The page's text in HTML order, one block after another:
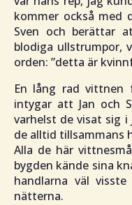
kommer också med
Sven och berättar
blodiga ullstrumpor,
orden: ”detta är
En lång rad vittnen
intygar att Jan och
varhelst de visat sig i
de alltid tillsammans
Alla de här
bygden kände sina
handlarna väl
nätterna.